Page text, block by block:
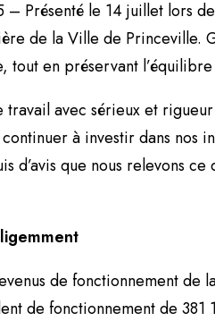
– Présenté le 14 juillet lors
de la Ville de Princeville.
tout en préservant
avec sérieux et
à investir dans nos
d’avis que nous relevons
de fonctionnement de
de fonctionnement de